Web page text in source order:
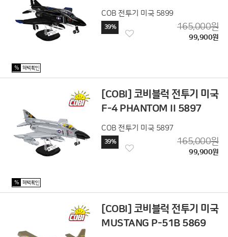
COB 전투기 미국 5899
39% 165,000원
99,900원
% 혜택확인
[COBI] 코비블럭 전투기 미국
F-4 PHANTOM II 5897
COB 전투기 미국 5897
39% 165,000원
99,900원
% 혜택확인
[COBI] 코비블럭 전투기 미국
MUSTANG P-51B 5869